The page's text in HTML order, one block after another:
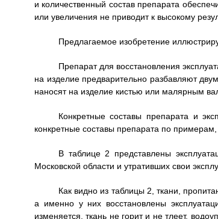
и количественный состав препарата
или увеличения не приводит к высокому
Предлагаемое изобретение
Препарат для восстановления
на изделие предварительно разбавляют
наносят на изделие кистью или малярным
Конкретные составы препарата и
конкретные составы препарата по
В таблице 2 представлены
Московской области и утративших свои
Как видно из таблицы 2, ткани,
а именно у них восстановлены
изменяется, ткань не горит и не тлеет,